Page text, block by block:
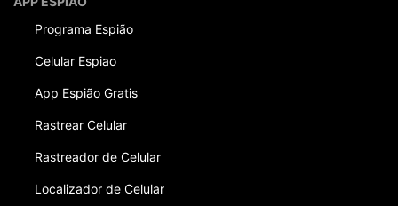
Programa Espião
Celular Espiao
App Espião Gratis
Rastrear Celular
Rastreador de Celular
Localizador de Celular